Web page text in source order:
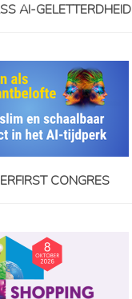
AI-GELETTERDHEID
CONGRES